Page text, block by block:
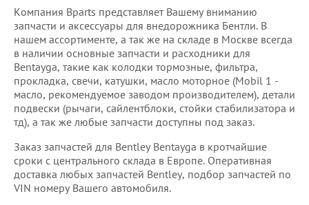
Компания Bparts представляет Вашему вниманию
запчасти и аксессуары для внедорожника Бентли. В
нашем ассортименте, а так же на складе в Москве всегда
в наличии основные запчасти и расходники для
Bentayga, такие как колодки тормозные, фильтра,
прокладка, свечи, катушки, масло моторное (Mobil 1 -
масло, рекомендуемое заводом производителем), детали
подвески (рычаги, сайлентблоки, стойки стабилизатора и
тд), а так же любые запчасти доступны под заказ.
Заказ запчастей для Bentley Bentayga в кротчайшие
сроки с центрального склада в Европе. Оперативная
доставка любых запчастей Bentley, подбор запчастей по
VIN номеру Вашего автомобиля.